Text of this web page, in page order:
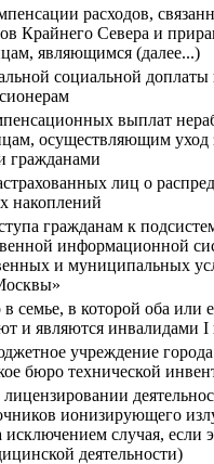
расходов,
Крайнего Севера и
являющимся (далее...)
социальной доплаты
выплат
осуществляющим уход
гражданами
лиц о
накоплений
гражданам к
информационной
и муниципальных
семье, в которой оба или
и являются инвалидами
учреждение
бюро технической
ионизирующего
случая, если
деятельности)